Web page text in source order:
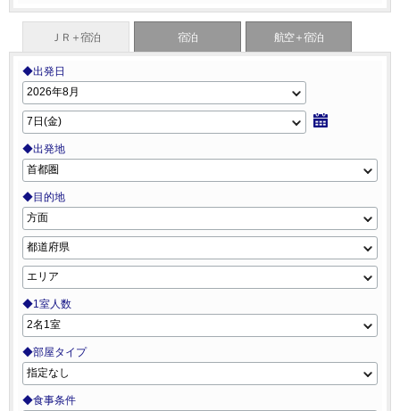
ＪＲ＋宿泊 宿泊 航空＋宿泊
◆出発日
◆出発地
◆目的地
◆1室人数
◆部屋タイプ
◆食事条件